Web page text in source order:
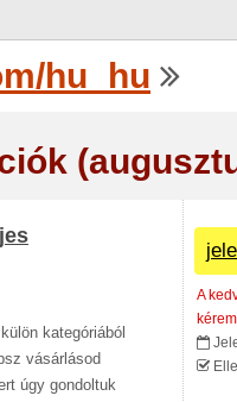
hu_hu
kategóriából
vásárlásod
úgy gondoltuk
A